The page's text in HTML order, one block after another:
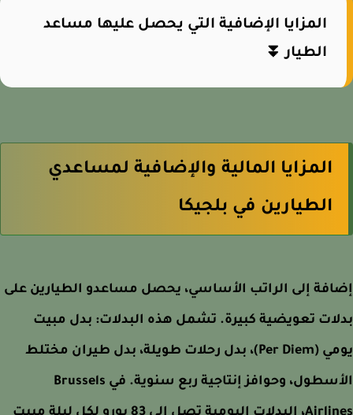
المزايا الإضافية التي يحصل عليها مساعد
الطيار ⏬
المزايا المالية والإضافية لمساعدي
الطيارين في بلجيكا
إلى الراتب الأساسي، يحصل مساعدو الطيارين على
تعويضية كبيرة. تشمل هذه البدلات: بدل مبيت
يومي (Per Diem)، بدل رحلات طويلة، بدل طيران مختلط
الأسطول، وحوافز إنتاجية ربع سنوية. في Brussels